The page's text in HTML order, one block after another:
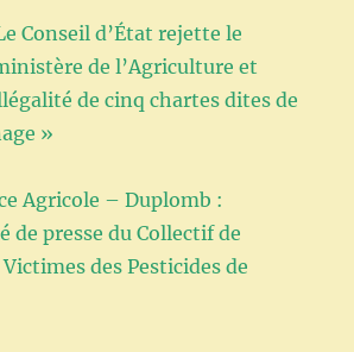
Conseil d’État rejette le
de l’Agriculture et
de cinq chartes dites de
»
Agricole – Duplomb :
de presse du Collectif de
des Pesticides de